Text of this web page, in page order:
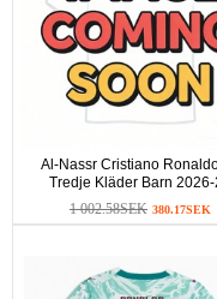
Al-Nassr Cristiano
Tredje Kläder Barn 2026-
Kortärmad (+ Korta byxor)
1 002.58SEK 380.17SEK